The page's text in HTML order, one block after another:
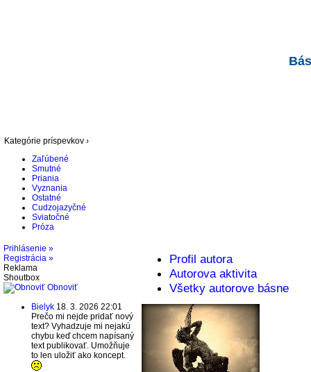
Kategórie príspevkov ›
Zaľúbené
Smutné
Priania
Vyznania
Ostatné
Cudzojazyčné
Sviatočné
Próza
Prihlásenie »
Registrácia »
Reklama
Shoutbox
Obnoviť
Bielyk 18. 3. 2026 22:01
Prečo mi nejde pridať nový
text? Vyhadzuje mi nejakú
chybu keď chcem napísaný
text publikovať. Umožňuje
to len uložiť ako koncept.
Profil autora
Autorova aktivita
Všetky autorove básne